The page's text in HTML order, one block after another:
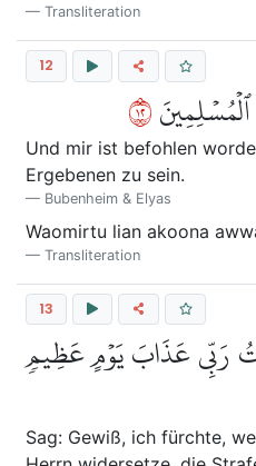
Transliteration
12
٢١
Und mir ist befohlen
Ergebenen zu sein.
Bubenheim & Elyas
Waomirtu lian akoona
Transliteration
13
رَبِّي عَذَابَ يَوۡمٍ عَظِيمٖ
Sag: Gewiß, ich fürchte,